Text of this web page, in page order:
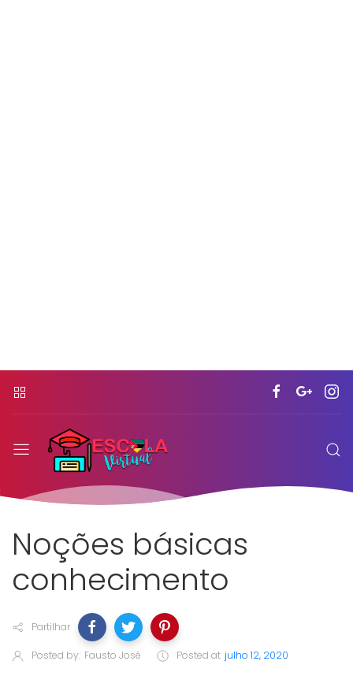
Noções básicas
conhecimento
Partilhar
Posted by: Fausto José Posted at julho 12, 2020